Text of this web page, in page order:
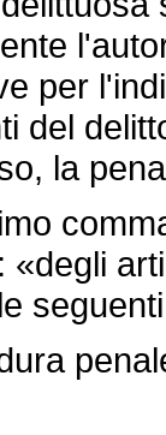
per
del
la
«degli